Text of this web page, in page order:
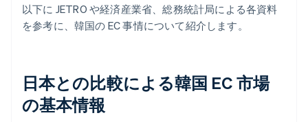
以下に JETRO や経済産業省、総務統計局による各資料
を参考に、韓国の EC 事情について紹介します。
日本との比較による韓国 EC 市場
の基本情報